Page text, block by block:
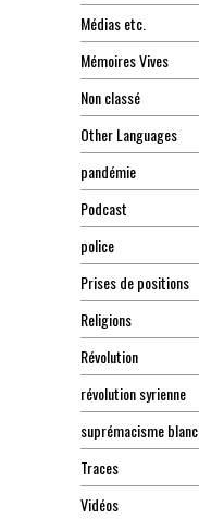
Médias etc.
Mémoires Vives
Non classé
Other Languages
pandémie
Podcast
police
Prises de positions
Religions
Révolution
révolution syrienne
suprémacisme blanc
Traces
Vidéos